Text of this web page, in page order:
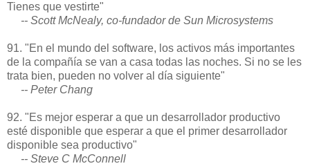
Tienes que vestirte"
-- Scott McNealy, co-fundador de Sun Microsystems
91. "En el mundo del software, los activos más importantes
de la compañía se van a casa todas las noches. Si no se les
trata bien, pueden no volver al día siguiente"
-- Peter Chang
92. "Es mejor esperar a que un desarrollador productivo
esté disponible que esperar a que el primer desarrollador
disponible sea productivo"
-- Steve C McConnell